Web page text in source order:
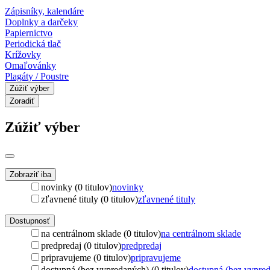
Zápisníky, kalendáre
Doplnky a darčeky
Papiernictvo
Periodická tlač
Krížovky
Omaľovánky
Plagáty / Poustre
Zúžiť výber
Zoradiť
Zúžiť výber
Zobraziť iba
novinky (0 titulov)novinky
zľavnené tituly (0 titulov)zľavnené tituly
Dostupnosť
na centrálnom sklade (0 titulov)na centrálnom sklade
predpredaj (0 titulov)predpredaj
pripravujeme (0 titulov)pripravujeme